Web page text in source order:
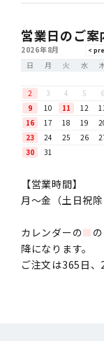
営業日のご案
2026年8月
日
月 火 水
2
3 4 5 6
9
10 11 12
16
17 18 19
23
24 25 26
30
31
【営業時間】
月〜金（土日祝
カレンダーの■
降になります。
ご注文は365日、